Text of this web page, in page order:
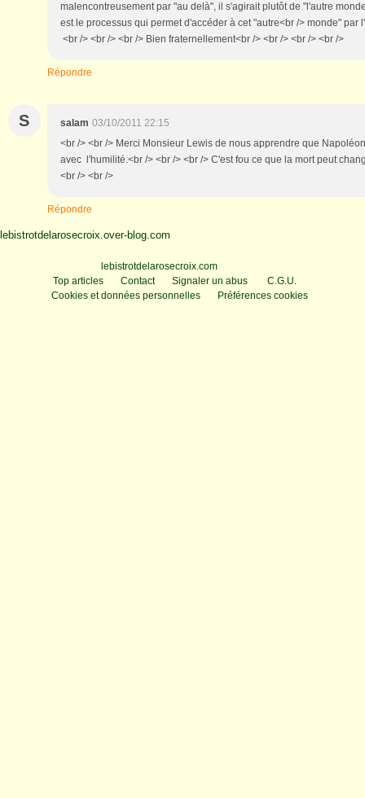
malencontreusement par "au delà", il s'agirait plutôt de "l'autre
est le processus qui permet d'accéder à cet "autre<br /> monde" par
<br /> <br /> <br /> Bien fraternellement<br /> <br /> <br /> <br />
Répondre
S salam 03/10/2011 22:15
<br /> <br /> Merci Monsieur Lewis de nous apprendre que
avec l'humilité.<br /> <br /> <br /> C'est fou ce que la mort peut
<br /> <br />
Répondre
lebistrotdelarosecroix.over-blog.com
lebistrotdelarosecroix.com
Top articles
Contact Signaler un abus
C.G.U.
Cookies et données personnelles
Préférences cookies